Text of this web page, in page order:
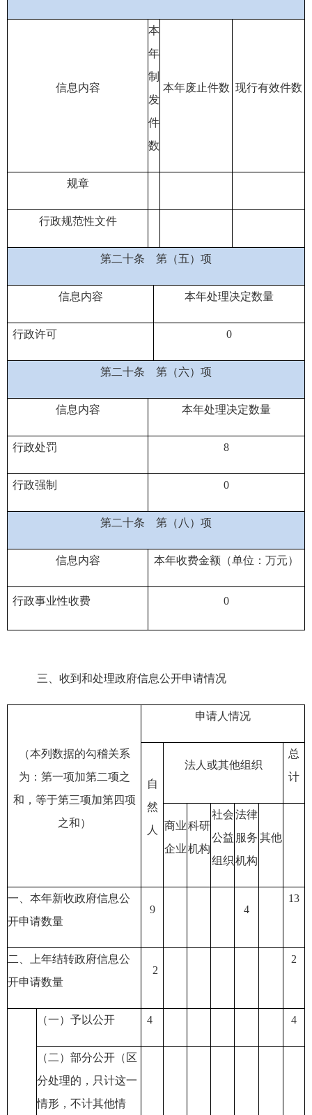
信息内容
本
年
制
发
件
数
本年废止件数 现行有效件数
规章
行政规范性文件
第二十条 第（五）项
信息内容 本年处理决定数量
行政许可 0
第二十条 第（六）项
信息内容 本年处理决定数量
行政处罚 8
行政强制 0
第二十条 第（八）项
信息内容 本年收费金额（单位：万元）
行政事业性收费 0
三、 收到和处理政府信息公开申请情况
（本列数据的勾稽关系
为：第一项加第二项之
和，等于第三项加第四项
之和）
申请人情况
自
然
人
法人或其他组织
总
计
商业
企业
科研
机构
社会
公益
组织
法律
服务
机构
其他
一、本年新收政府信息公
开申请数量
9 4
13
二、上年结转政府信息公
开申请数量
2
2
（一）予以公开 4 4
（二）部分公开 （区
分处理的，只计这一
情形，不计其他情